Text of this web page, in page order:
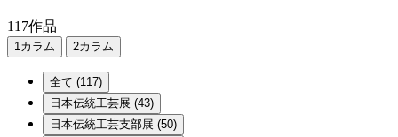
117作品
1カラム 2カラム
全て (117)
日本伝統工芸展 (43)
日本伝統工芸支部展 (50)